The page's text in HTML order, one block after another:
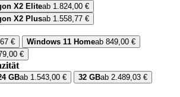
X2 Eliteab 1.824,00 €
X2 Plusab 1.558,77 €
€ Windows 11 Homeab 849,00 €
€
GBab 1.543,00 € 32 GBab 2.489,03 €